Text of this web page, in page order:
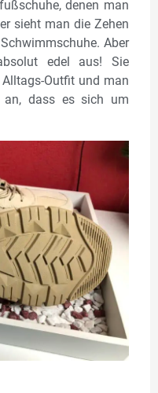
denen man
sieht man die Zehen
Aber
edel aus! Sie
Outfit und man
an, dass es sich um